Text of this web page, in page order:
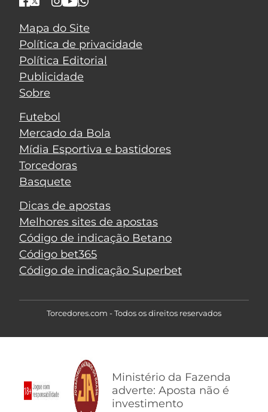
Mapa do Site
Política de privacidade
Política Editorial
Publicidade
Sobre
Futebol
Mercado da Bola
Mídia Esportiva e bastidores
Torcedoras
Basquete
Dicas de apostas
Melhores sites de apostas
Código de indicação Betano
Código bet365
Código de indicação Superbet
Torcedores.com - Todos os direitos reservados
Ministério da Fazenda
adverte: Aposta não é
investimento